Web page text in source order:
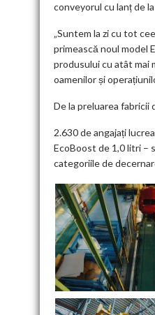
conveyorul cu lanț de
„Suntem la zi cu tot
primească noul model
produsului cu atât mai
oamenilor și
De la preluarea fabricii
2.630 de angajați
EcoBoost de 1,0 litri –
categoriile de